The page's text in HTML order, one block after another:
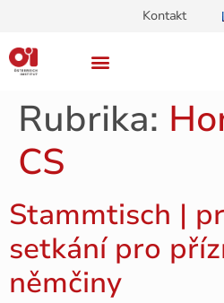
Kontakt
Rubrika:
CS
Stammtisch |
setkání pro
němčiny